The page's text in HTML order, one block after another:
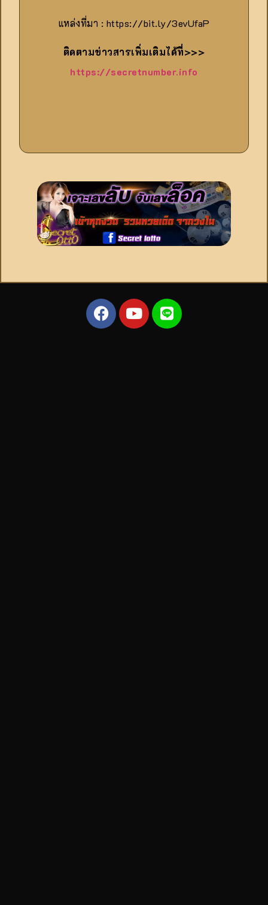
แหล่งที่มา : https://bit.ly/3evUfaP
ติดตามข่าวสารเพิ่มเติมได้ที่>>>
https://secretnumber.info